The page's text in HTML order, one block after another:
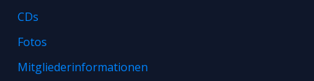
CDs
Fotos
Mitgliederinformationen